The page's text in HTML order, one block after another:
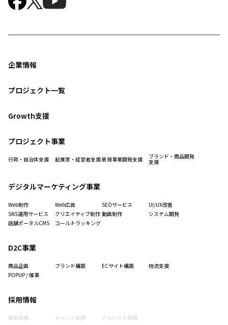
企業情報
プロジェクト一覧
Growth支援
プロジェクト事業
行政・自治体支援 起業家・経営者支援新規事業開発支援 ブランド・商品開発
支援
デジタルマーケティング事業
Web制作 Web広告 SEOサービス
UI/UX改善
SNS運用サービス
クリエイティブ制作 動画制作
システム開発
店舗ポータルCMS
コールトラッキング
D2C事業
商品企画 ブランド構築 ECサイト構築
物流支援
POPUP / 催事
採用情報
新卒採用 キャリア採用 アルバイト採用